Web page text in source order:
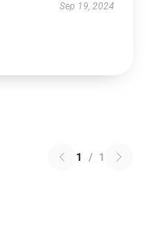
Sep 19, 2024
1 / 1